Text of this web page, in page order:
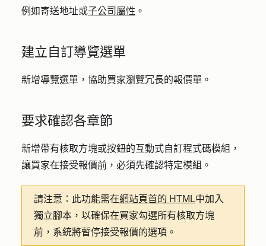
例如寄送地址或子公司屬性 。
建立自訂導覽選單
新增導覽選單，協助買家瀏覽冗長的報價單。
要求確認各章節
新增帶有核取方塊或按鈕的互動式自訂程式碼模組，
讓買家在接受報價前，必須先確認特定模組。
請注意： 此功能需在網站頁首的 HTML中加入
獨立腳本，以確保在買家勾選所有核取方塊
前，系統將暫停接受報價的選項。